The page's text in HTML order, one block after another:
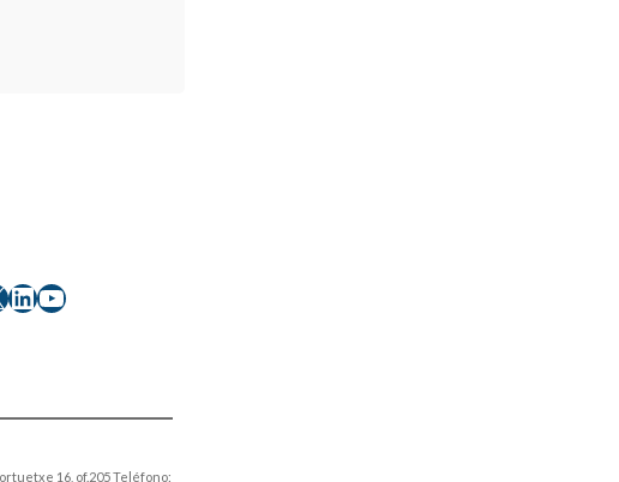
LinkedIn
YouTube
16, of.205 Teléfono: